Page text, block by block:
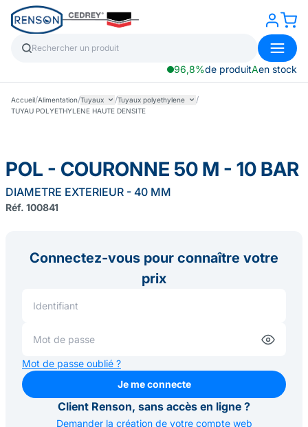
96,8%de produitAen stock
Accueil/Alimentation/Tuyaux /Tuyaux polyethylene /
TUYAU POLYETHYLENE HAUTE DENSITE
POL - COURONNE 50 M - 10 BAR
DIAMETRE EXTERIEUR - 40 MM
Réf. 100841
Connectez-vous pour connaître votre
prix
Mot de passe oublié ?
Je me connecte
Je me connecte
Client Renson, sans accès en ligne ?
Demander la création de votre compte web